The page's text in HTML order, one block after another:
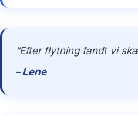
“Efter flytning fandt vi
– Lene